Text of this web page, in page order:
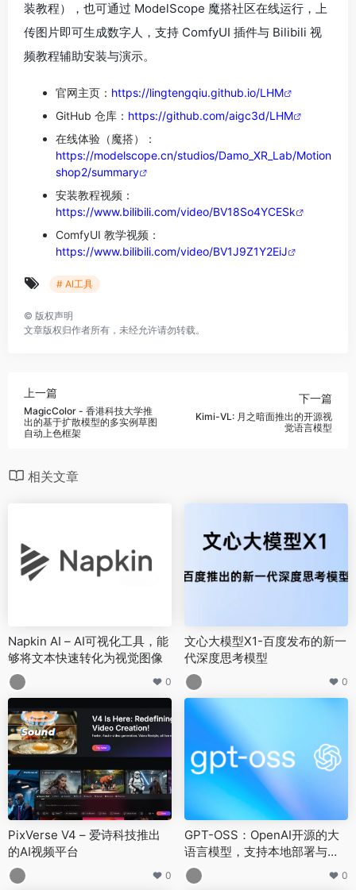
装教程），也可通过 ModelScope 魔搭社区在线运行，上
传图片即可生成数字人，支持 ComfyUI 插件与 Bilibili 视
频教程辅助安装与演示。
官网主页： https://lingtengqiu.github.io/LHM
GitHub 仓库： https://github.com/aigc3d/LHM
在线体验（魔搭）：
https://modelscope.cn/studios/Damo_XR_Lab/Motion
shop2/summary
安装教程视频：
https://www.bilibili.com/video/BV18So4YCESk
ComfyUI 教学视频：
https://www.bilibili.com/video/BV1J9Z1Y2EiJ
# AI工具
© 版权声明
文章版权归作者所有，未经允许请勿转载。
上一篇
MagicColor - 香港科技大学推
出的基于扩散模型的多实例草图
自动上色框架
下一篇
Kimi-VL: 月之暗面推出的开源视
觉语言模型
相关文章
Napkin AI – AI可视化工具，能
够将文本快速转化为视觉图像
0
文心大模型X1-百度发布的新一
代深度思考模型
0
PixVerse V4 – 爱诗科技推出
的AI视频平台
0
GPT-OSS：OpenAI开源的大
语言模型，支持本地部署与高
效推理
0